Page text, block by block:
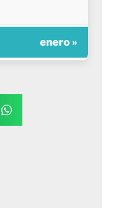
enero »